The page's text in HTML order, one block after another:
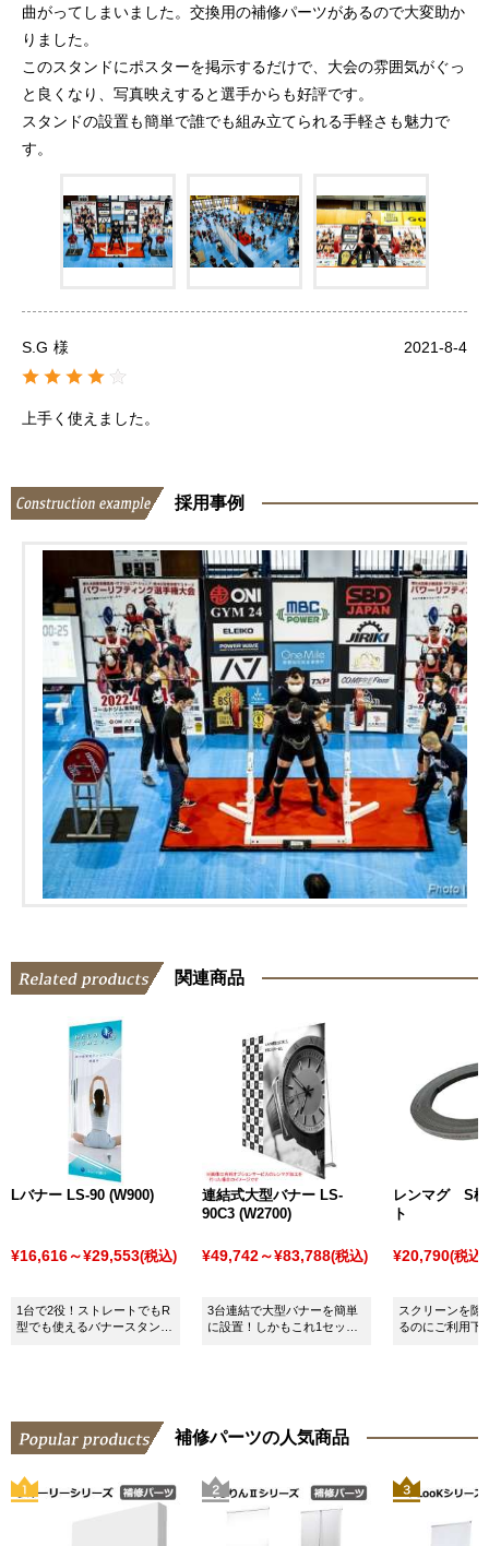
曲がってしまいました。交換用の補修パーツがあるので大変助か
りました。
このスタンドにポスターを掲示するだけで、大会の雰囲気がぐっ
と良くなり、写真映えすると選手からも好評です。
スタンドの設置も簡単で誰でも組み立てられる手軽さも魅力で
す。
S.G 様 2021-8-4
上手く使えました。
採用事例
関連商品
Lバナー LS-90 (W900)
¥16,616～¥29,553(税込)
1台で2役！ストレートでもR
型でも使えるバナースタンド
連結式大型バナー LS-
90C3 (W2700)
¥49,742～¥83,788(税込)
3台連結で大型バナーを簡単
に設置！しかもこれ1セット
レンマグ S極
ト
¥20,790(税込)
スクリーンを隙
るのにご利用下
補修パーツの人気商品